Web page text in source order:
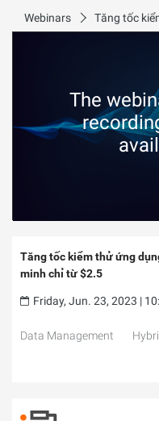
Webinars
The
Tăng tốc kiểm thử ứng
minh chỉ từ $2.5
Friday, Jun. 23, 2023 |
Data Management